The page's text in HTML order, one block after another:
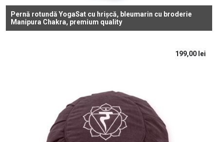
Pernă rotundă YogaSat cu hrișcă, bleumarin cu broderie
Manipura Chakra, premium quality
199,00 lei